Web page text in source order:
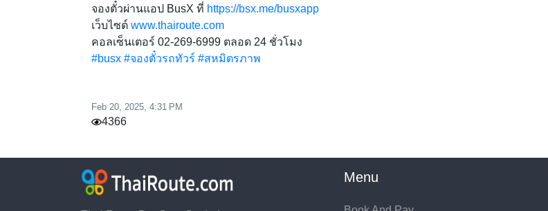
จองตั๋วผ่านแอป BusX ที่ https://bsx.me/busxapp
เว็บไซต์ www.thairoute.com
คอลเซ็นเตอร์ 02-269-6999 ตลอด 24 ชั่วโมง
#busx #จองตั๋วรถทัวร์ #สหมิตรภาพ
Feb 20, 2025, 4:31 PM
4366
Menu